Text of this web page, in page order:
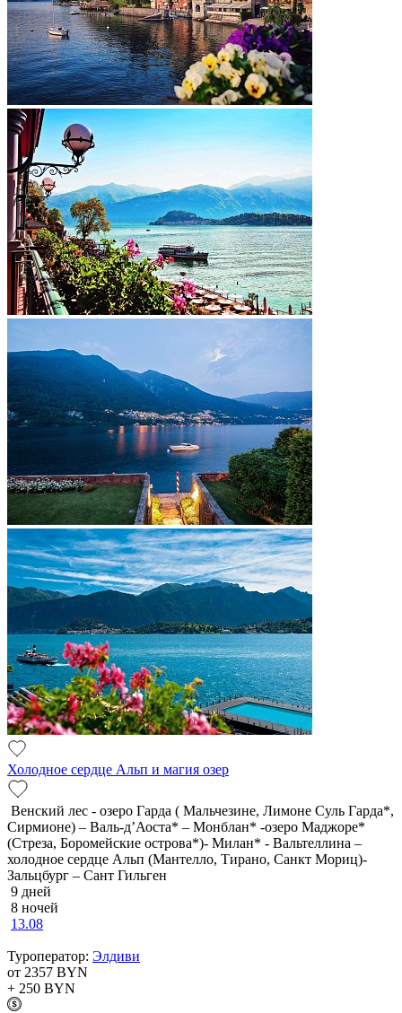
Холодное сердце Альп и магия озер
Венский лес - озеро Гарда ( Мальчезине, Лимоне Суль Гарда*,
Сирмионе) – Валь-д’Аоста* – Монблан* -озеро Маджоре*
(Стреза, Боромейские острова*)- Милан* - Вальтеллина –
холодное сердце Альп (Мантелло, Тирано, Санкт Мориц)-
Зальцбург – Сант Гильген
9 дней
8 ночей
13.08
Туроператор: Элдиви
от 2357 BYN
+ 250 BYN